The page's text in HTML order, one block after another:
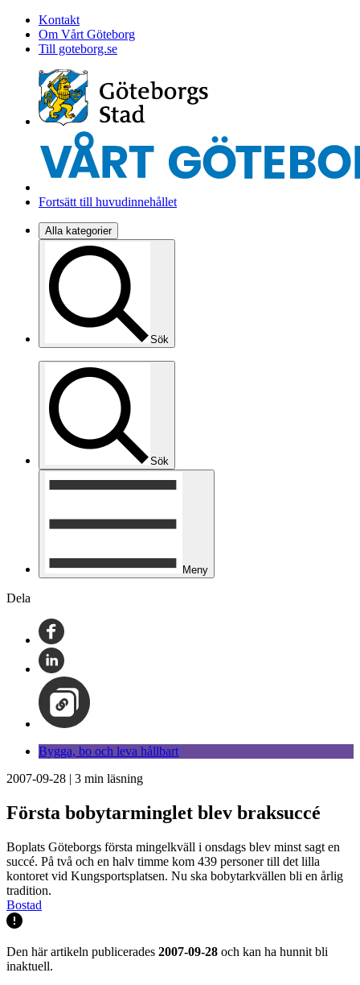
Kontakt
Om Vårt Göteborg
Till goteborg.se
Fortsätt till huvudinnehållet
Alla kategorier
Sök
Sök
Meny
Dela
Bygga, bo och leva hållbart
2007-09-28 | 3 min läsning
Första bobytarminglet blev braksuccé
Boplats Göteborgs första mingelkväll i onsdags blev minst sagt en
succé. På två och en halv timme kom 439 personer till det lilla
kontoret vid Kungsportsplatsen. Nu ska bobytarkvällen bli en årlig
tradition.
Bostad
Den här artikeln publicerades 2007-09-28 och kan ha hunnit bli
inaktuell.